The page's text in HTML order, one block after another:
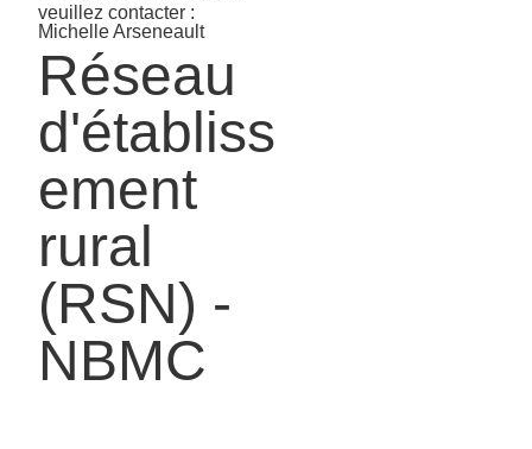
veuillez contacter :
Michelle Arseneault
Réseau
d'établiss
ement
rural
(RSN) -
NBMC